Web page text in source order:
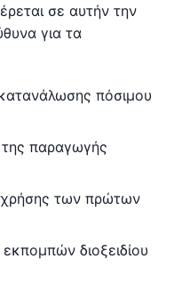
σε αυτήν την
για τα
πόσιμου
της παραγωγής
χρήσης των πρώτων
διοξειδίου